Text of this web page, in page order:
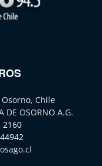
Chile
DE OSORNO A.G.
2160